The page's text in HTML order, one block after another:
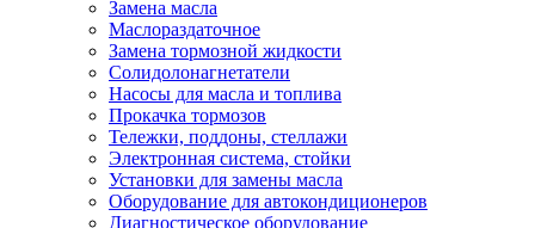
Замена масла
Маслораздаточное
Замена тормозной жидкости
Солидолонагнетатели
Насосы для масла и топлива
Прокачка тормозов
Тележки, поддоны, стеллажи
Электронная система, стойки
Установки для замены масла
Оборудование для автокондиционеров
Диагностическое оборудование